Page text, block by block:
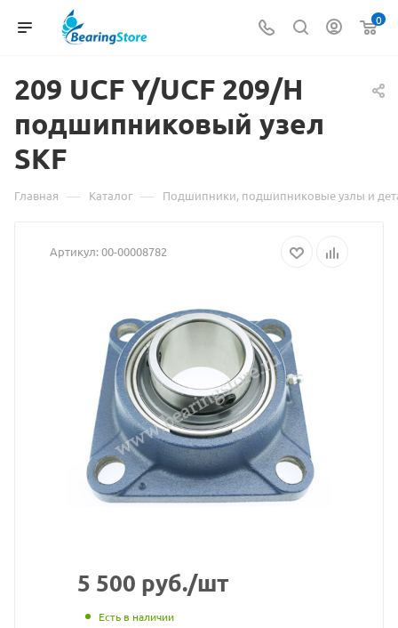
0
209 UCF Y/UCF 209/H
подшипниковый узел
UCF
SKF
Главная — Каталог — Подшипники, подшипниковые узлы и
Артикул:00-00008782
5 500 руб./шт
Есть в наличии